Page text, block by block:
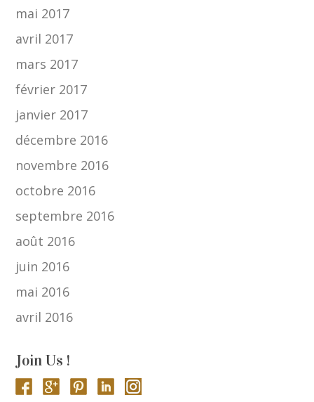
mai 2017
avril 2017
mars 2017
février 2017
janvier 2017
décembre 2016
novembre 2016
octobre 2016
septembre 2016
août 2016
juin 2016
mai 2016
avril 2016
Join Us !